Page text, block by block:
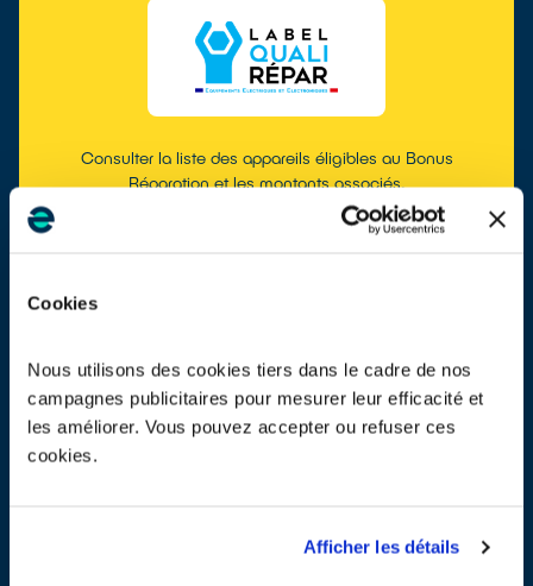
Cookies
Nous utilisons des cookies tiers dans le cadre de nos
campagnes publicitaires pour mesurer leur efficacité et
les améliorer. Vous pouvez accepter ou refuser ces
cookies.
Afficher les détails
Consulter la liste des appareils éligibles au Bonus
Réparation et les montants associés.
MASQUER LA RECHERCHE
Consulter les montants des Bonus Réparation